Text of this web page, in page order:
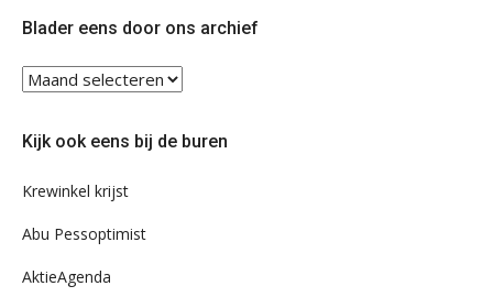
Blader eens door ons archief
Blader
eens
ons
Kijk ook eens bij de buren
Krewinkel krijst
Abu Pessoptimist
AktieAgenda